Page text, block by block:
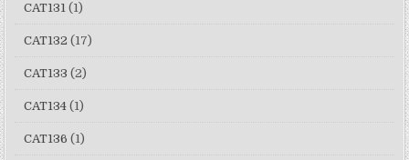
CAT131 (1)
CAT132 (17)
CAT133 (2)
CAT134 (1)
CAT136 (1)